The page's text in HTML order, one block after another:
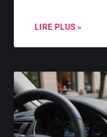
LIRE PLUS »